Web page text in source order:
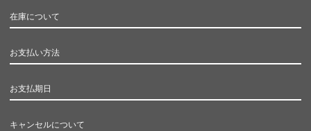
在庫について
お支払い方法
お支払期日
キャンセルについて